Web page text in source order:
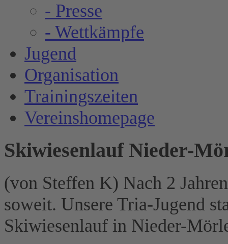
- Presse
- Wettkämpfe
Jugend
Organisation
Trainingszeiten
Vereinshomepage
Skiwiesenlauf Nieder-
(von Steffen K) Nach 2
soweit. Unsere Tria-Jugend
Skiwiesenlauf in Nieder-